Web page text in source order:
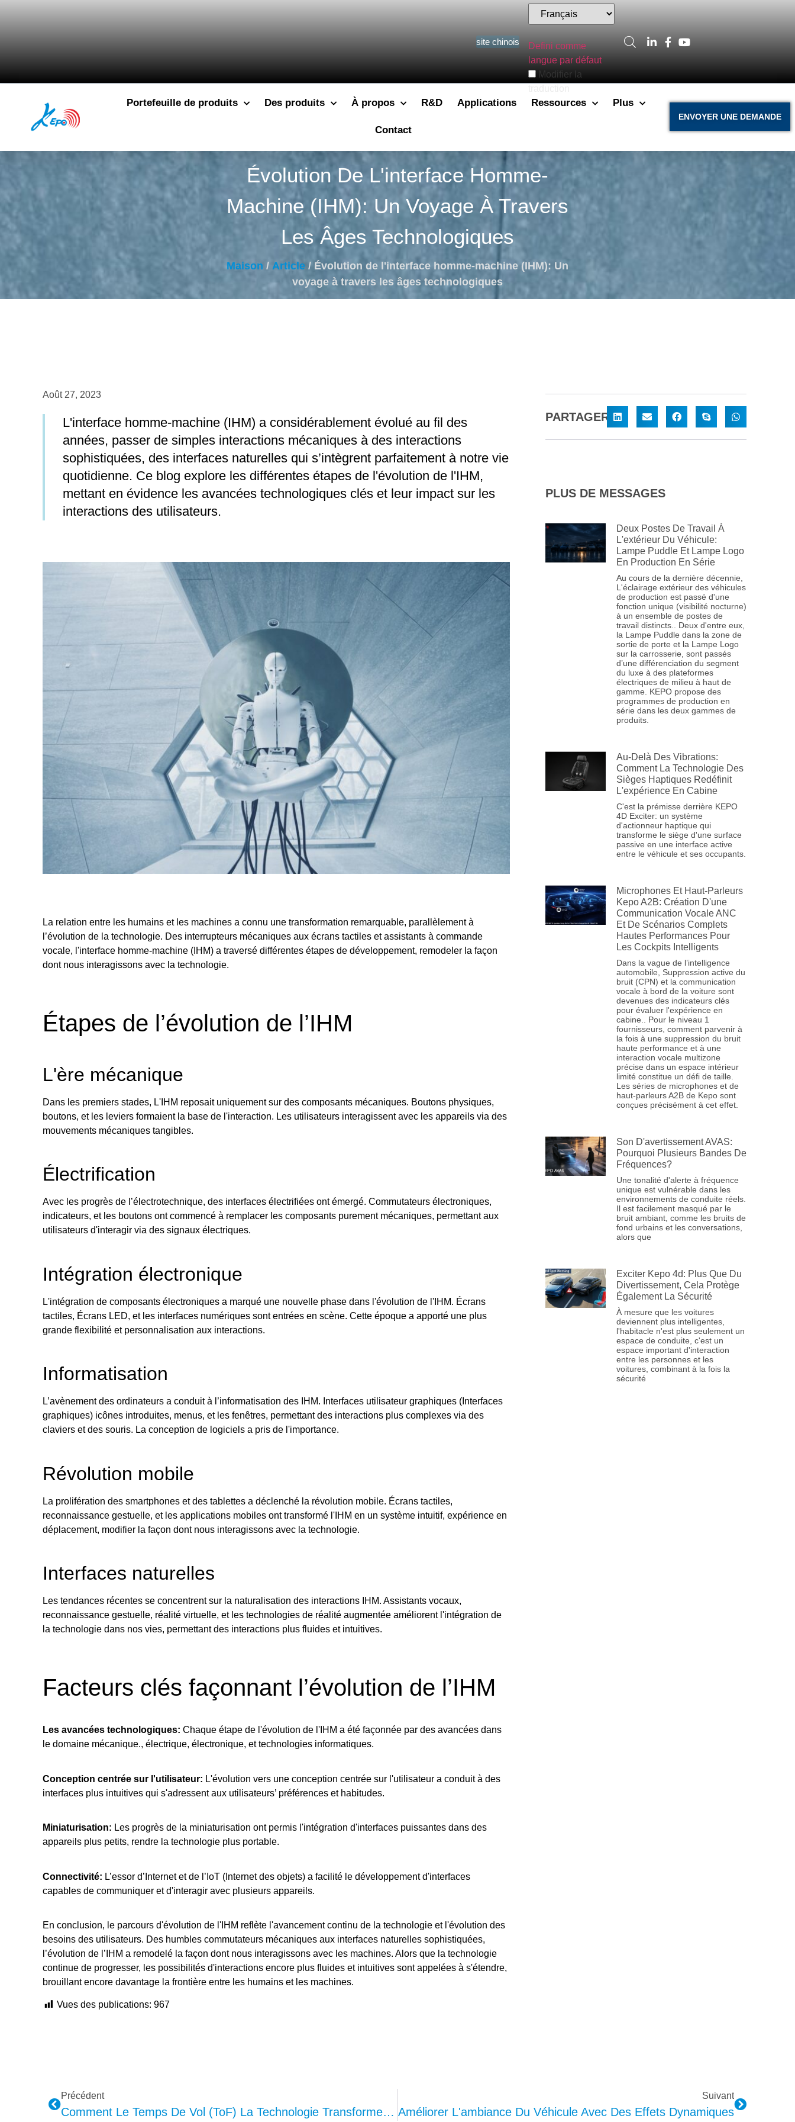
site chinois
Defini comme
langue par défaut
Modifier la
Portefeuille de produits Des produits À propos R&D Applications Ressources Plus
Contact
ENVOYER UNE DEMANDE
Évolution De L'interface Homme-
Machine (IHM): Un Voyage À Travers
Les Âges Technologiques
Maison / Article / Évolution de l'interface homme-machine (IHM): Un
voyage à travers les âges technologiques
Août 27, 2023
L'interface homme-machine (IHM) a considérablement évolué au fil des
années, passer de simples interactions mécaniques à des interactions
sophistiquées, des interfaces naturelles qui s’intègrent parfaitement à notre vie
quotidienne. Ce blog explore les différentes étapes de l'évolution de l'IHM,
mettant en évidence les avancées technologiques clés et leur impact sur les
interactions des utilisateurs.
La relation entre les humains et les machines a connu une transformation remarquable, parallèlement à
l’évolution de la technologie. Des interrupteurs mécaniques aux écrans tactiles et assistants à commande
vocale, l'interface homme-machine (IHM) a traversé différentes étapes de développement, remodeler la façon
dont nous interagissons avec la technologie.
Étapes de l’évolution de l’IHM
L'ère mécanique
Dans les premiers stades, L'IHM reposait uniquement sur des composants mécaniques. Boutons physiques,
boutons, et les leviers formaient la base de l'interaction. Les utilisateurs interagissent avec les appareils via des
mouvements mécaniques tangibles.
Électrification
Avec les progrès de l’électrotechnique, des interfaces électrifiées ont émergé. Commutateurs électroniques,
indicateurs, et les boutons ont commencé à remplacer les composants purement mécaniques, permettant aux
utilisateurs d'interagir via des signaux électriques.
Intégration électronique
L'intégration de composants électroniques a marqué une nouvelle phase dans l'évolution de l'IHM. Écrans
tactiles, Écrans LED, et les interfaces numériques sont entrées en scène. Cette époque a apporté une plus
grande flexibilité et personnalisation aux interactions.
Informatisation
L’avènement des ordinateurs a conduit à l’informatisation des IHM. Interfaces utilisateur graphiques (Interfaces
graphiques) icônes introduites, menus, et les fenêtres, permettant des interactions plus complexes via des
claviers et des souris. La conception de logiciels a pris de l'importance.
Révolution mobile
La prolifération des smartphones et des tablettes a déclenché la révolution mobile. Écrans tactiles,
reconnaissance gestuelle, et les applications mobiles ont transformé l'IHM en un système intuitif, expérience en
déplacement, modifier la façon dont nous interagissons avec la technologie.
Interfaces naturelles
Les tendances récentes se concentrent sur la naturalisation des interactions IHM. Assistants vocaux,
reconnaissance gestuelle, réalité virtuelle, et les technologies de réalité augmentée améliorent l'intégration de
la technologie dans nos vies, permettant des interactions plus fluides et intuitives.
Facteurs clés façonnant l’évolution de l’IHM
Les avancées technologiques: Chaque étape de l'évolution de l'IHM a été façonnée par des avancées dans
le domaine mécanique., électrique, électronique, et technologies informatiques.
Conception centrée sur l'utilisateur: L'évolution vers une conception centrée sur l'utilisateur a conduit à des
interfaces plus intuitives qui s'adressent aux utilisateurs’ préférences et habitudes.
Miniaturisation: Les progrès de la miniaturisation ont permis l'intégration d'interfaces puissantes dans des
appareils plus petits, rendre la technologie plus portable.
Connectivité: L’essor d’Internet et de l’IoT (Internet des objets) a facilité le développement d'interfaces
capables de communiquer et d'interagir avec plusieurs appareils.
En conclusion, le parcours d'évolution de l'IHM reflète l'avancement continu de la technologie et l'évolution des
besoins des utilisateurs. Des humbles commutateurs mécaniques aux interfaces naturelles sophistiquées,
l’évolution de l’IHM a remodelé la façon dont nous interagissons avec les machines. Alors que la technologie
continue de progresser, les possibilités d'interactions encore plus fluides et intuitives sont appelées à s'étendre,
brouillant encore davantage la frontière entre les humains et les machines.
Vues des publications: 967
PARTAGER:
PLUS DE MESSAGES
Deux Postes De Travail À
L'extérieur Du Véhicule:
Lampe Puddle Et Lampe Logo
En Production En Série
Au cours de la dernière décennie,
L'éclairage extérieur des véhicules
de production est passé d'une
fonction unique (visibilité nocturne)
à un ensemble de postes de
travail distincts.. Deux d'entre eux,
la Lampe Puddle dans la zone de
sortie de porte et la Lampe Logo
sur la carrosserie, sont passés
d’une différenciation du segment
du luxe à des plateformes
électriques de milieu à haut de
gamme. KEPO propose des
programmes de production en
série dans les deux gammes de
produits.
Au-Delà Des Vibrations:
Comment La Technologie Des
Sièges Haptiques Redéfinit
L'expérience En Cabine
C'est la prémisse derrière KEPO
4D Exciter: un système
d'actionneur haptique qui
transforme le siège d'une surface
passive en une interface active
entre le véhicule et ses occupants.
Microphones Et Haut-Parleurs
Kepo A2B: Création D'une
Communication Vocale ANC
Et De Scénarios Complets
Hautes Performances Pour
Les Cockpits Intelligents
Dans la vague de l’intelligence
automobile, Suppression active du
bruit (CPN) et la communication
vocale à bord de la voiture sont
devenues des indicateurs clés
pour évaluer l'expérience en
cabine.. Pour le niveau 1
fournisseurs, comment parvenir à
la fois à une suppression du bruit
haute performance et à une
interaction vocale multizone
précise dans un espace intérieur
limité constitue un défi de taille.
Les séries de microphones et de
haut-parleurs A2B de Kepo sont
conçues précisément à cet effet.
Son D'avertissement AVAS:
Pourquoi Plusieurs Bandes De
Fréquences?
Une tonalité d'alerte à fréquence
unique est vulnérable dans les
environnements de conduite réels.
Il est facilement masqué par le
bruit ambiant, comme les bruits de
fond urbains et les conversations,
alors que
Exciter Kepo 4d: Plus Que Du
Divertissement, Cela Protège
Également La Sécurité
À mesure que les voitures
deviennent plus intelligentes,
l'habitacle n'est plus seulement un
espace de conduite, c'est un
espace important d'interaction
entre les personnes et les
voitures, combinant à la fois la
sécurité
Précédent
Comment Le Temps De Vol (ToF) La Technologie Transforme L'industrie Automobile
Suivant
Améliorer L'ambiance Du Véhicule Avec Des Effets Dynamiques